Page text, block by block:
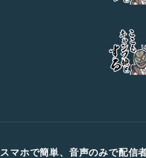
スマホで簡単、音声のみで配信